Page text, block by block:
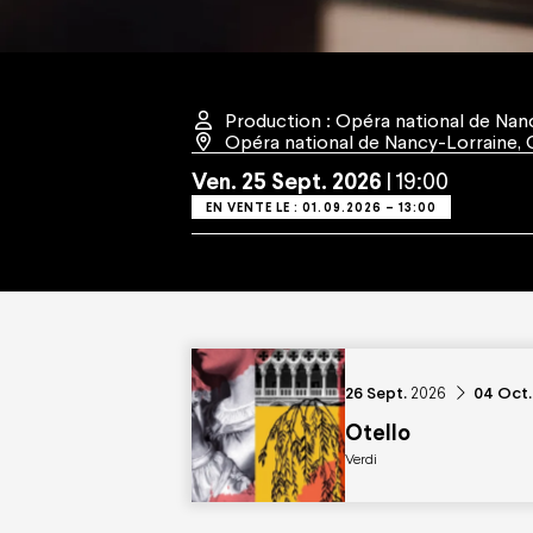
Production : Opéra national de
Opéra national de Nancy-Lorraine,
Ven. 25 Sept. 2026 19:00
EN VENTE LE : 01.09.2026 – 13:00
Otello
Verdi
du
26 septembre
Sept. 2026 au
04 Oct.
Ils nous soutiennent
Offres
Offres
Offres